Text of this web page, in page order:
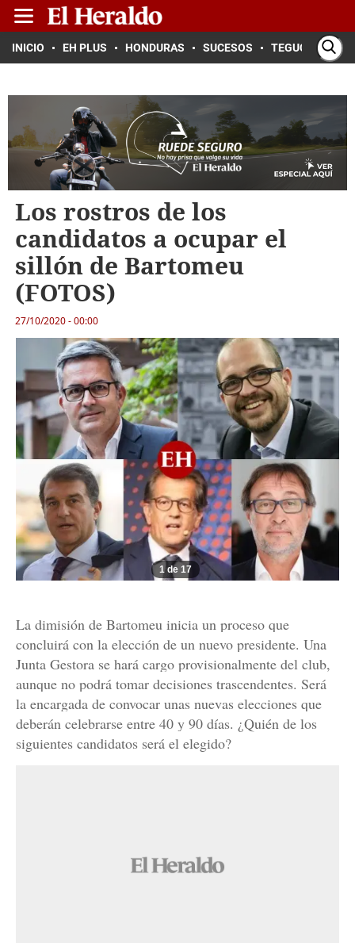
INICIO EH PLUS HONDURAS SUCESOS TEGUCIGALPA
Los rostros de los
candidatos a ocupar el
sillón de Bartomeu
(FOTOS)
27/10/2020 - 00:00
1 de 17
La dimisión de Bartomeu inicia un proceso que
concluirá con la elección de un nuevo presidente. Una
Junta Gestora se hará cargo provisionalmente del club,
aunque no podrá tomar decisiones trascendentes. Será
la encargada de convocar unas nuevas elecciones que
deberán celebrarse entre 40 y 90 días. ¿Quién de los
siguientes candidatos será el elegido?